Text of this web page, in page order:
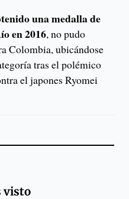
una medalla de
en 2016, no pudo
Colombia, ubicándose
tras el polémico
el japones Ryomei
visto